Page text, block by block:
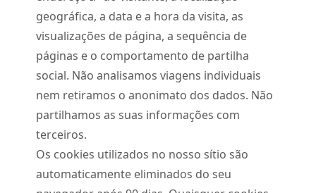
geográfica, a data e a hora da visita, as
visualizações de página, a sequência de
páginas e o comportamento de partilha
social. Não analisamos viagens individuais
nem retiramos o anonimato dos dados. Não
partilhamos as suas informações com
terceiros.
Os cookies utilizados no nosso sítio são
automaticamente eliminados do seu